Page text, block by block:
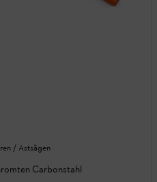
/ Astsägen
Carbonstahl